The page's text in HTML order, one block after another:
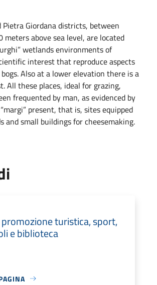
Pietra Giordana districts, between
meters above sea level, are located
wetlands environments of
interest that reproduce aspects
Also at a lower elevation there is a
All these places, ideal for grazing,
frequented by man, as evidenced by
present, that is, sites equipped
and small buildings for cheesemaking.
turistica, sport,
e biblioteca